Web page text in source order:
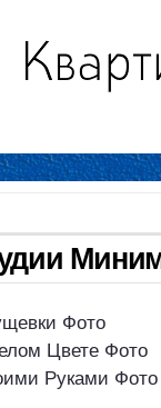
Фото
Цвете Фото
Руками Фото